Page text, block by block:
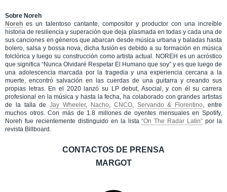
Sobre Noreh
Noreh es un talentoso cantante, compositor y productor con una increíble
historia de resiliencia y superación que deja plasmada en todas y cada una de
sus canciones en géneros que abarcan desde música urbana y baladas hasta
bolero, salsa y bossa nova, dicha fusión es debido a su formación en música
folclórica y luego su construcción como artista actual. NOREH es un acróstico
que significa “Nunca Olvidaré Respetar El Humano que soy” y es que luego de
una adolescencia marcada por la tragedia y una experiencia cercana a la
muerte, encontró salvación en las cuerdas de una guitarra y creando sus
propias letras. En el 2020 lanzó su LP debut, Asocial, y con él su carrera
profesional en la música y hasta la fecha, ha colaborado con grandes artistas
de la talla deJay Wheeler, Nacho CNCO, Servando & Florentino , entre
muchos otros. Con más de 1.8 millones de oyentes mensuales en Spotify,
Noreh fue recientemente distinguido en la lista“On The Radar Latin” por la
revista Billboard.
CONTACTOS DE PRENSA
MARGOT